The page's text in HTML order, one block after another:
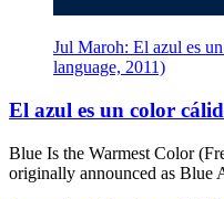
Jul Maroh: El azul es
language, 2011)
El azul es un color
Blue Is the Warmest Color
originally announced as Blue